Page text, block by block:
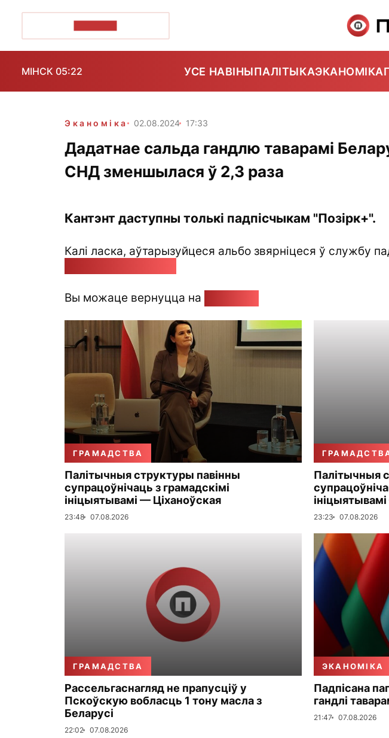
МІНСК 05:22 УСЕ НАВІНЫПАЛІТЫКАЭКАНОМІКА
Эканоміка 02.08.2024 17:33
Дадатнае сальда гандлю таварамі
СНД зменшылася ў 2,3 раза
Кантэнт даступны толькі падпісчыкам "Позірк+".
Калі ласка, аўтарызуйцеся альбо звярніцеся ў службу
Вы можаце вернуцца на
ГРАМАДСТВА
Палітычныя структуры павінны
супрацоўнічаць з грамадскімі
ініцыятывамі — Ціханоўская
23:48 07.08.2026
Палітычныя
23:23 07.08.2026
ГРАМАДСТВА
Рассельгаснагляд не прапусціў у
Пскоўскую вобласць 1 тону масла з
Беларусі
22:02 07.08.2026
ЭКАНОМІКА
Падпісана
гандлі
21:47 07.08.2026